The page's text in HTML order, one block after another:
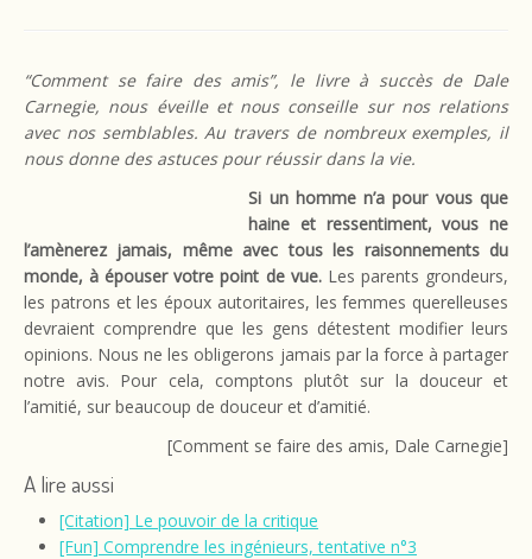
“Comment se faire des amis”, le livre à succès de Dale
Carnegie, nous éveille et nous conseille sur nos relations
avec nos semblables. Au travers de nombreux exemples, il
nous donne des astuces pour réussir dans la vie.
Si un homme n’a pour vous que
haine et ressentiment, vous ne
l’amènerez jamais, même avec tous les raisonnements du
monde, à épouser votre point de vue.Les parents grondeurs,
les patrons et les époux autoritaires, les femmes querelleuses
devraient comprendre que les gens détestent modifier leurs
opinions. Nous ne les obligerons jamais par la force à partager
notre avis. Pour cela, comptons plutôt sur la douceur et
l’amitié, sur beaucoup de douceur et d’amitié.
[Comment se faire des amis, Dale Carnegie]
A lire aussi
[Citation] Le pouvoir de la critique
[Fun] Comprendre les ingénieurs, tentative n°3